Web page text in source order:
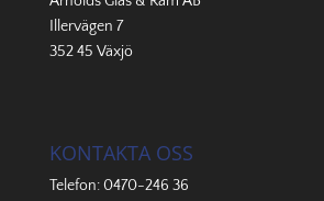
Illervägen 7
352 45 Växjö
KONTAKTA OSS
Telefon:0470-246 36